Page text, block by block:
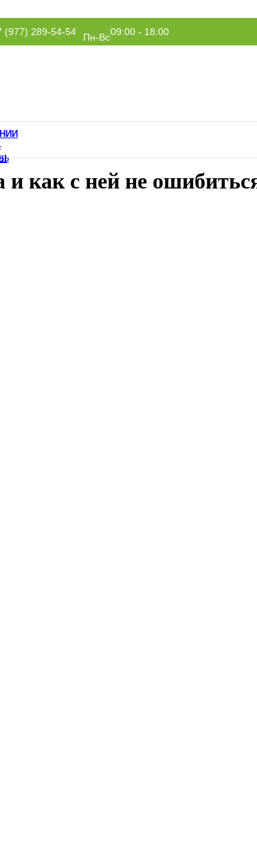
(977) 289-54-54 Пн-Вс09:00 - 18:00
как с ней не